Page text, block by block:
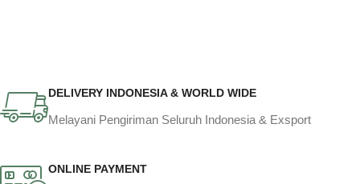
DELIVERY INDONESIA & WORLD WIDE
Melayani Pengiriman Seluruh Indonesia & Exsport
ONLINE PAYMENT